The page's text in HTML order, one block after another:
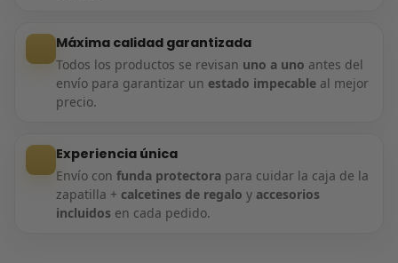
Máxima calidad garantizada
Todos los productos se revisan uno a uno antes del
envío para garantizar un estado impecableal mejor
precio.
Experiencia única
Envío con funda protectorapara cuidar la caja de la
zapatilla + calcetines de regalo y accesorios
incluidos en cada pedido.